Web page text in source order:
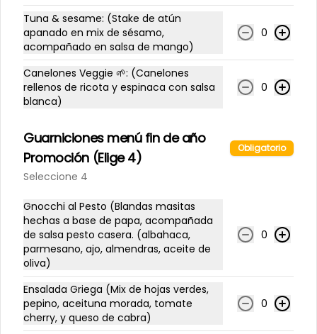
$3.500
Limonada coco
500 cc
$4.000
$4.300
Eventos
Tuna & sesame: (Stake de atún
apanado en mix de sésamo,
acompañado en salsa de mango)
0
Canelones Veggie 🌱: (Canelones
rellenos de ricota y espinaca con salsa
blanca)
0
Guarniciones menú fin de año
Promoción (Elige 4)
Obligatorio
Seleccione 4
Gnocchi al Pesto (Blandas masitas
hechas a base de papa, acompañada
de salsa pesto casera. (albahaca,
parmesano, ajo, almendras, aceite de
oliva)
0
Ensalada Griega (Mix de hojas verdes,
pepino, aceituna morada, tomate
cherry, y queso de cabra)
0